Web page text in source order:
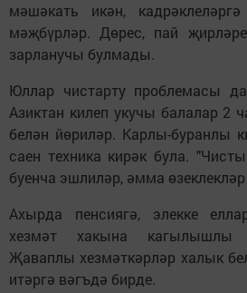
мәшәкать икән,
мәҗбүрләр. Дөрес, пай
зарланучы булмады.
Юллар чистарту проблемасы
Азиктан килеп укучы балалар 2
белән йөриләр. Карлы-буранлы
саен техника кирәк була.
буенча эшлиләр, әмма
Ахырда пенсиягә, элекке
хезмәт хакына кагылышлы
Җаваплы хезмәткәрләр халык
итәргә вәгъдә бирде.